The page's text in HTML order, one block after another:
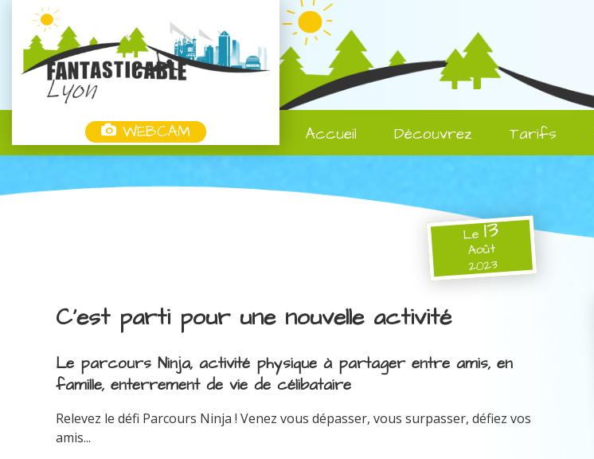
WEBCAM
Accueil
Découvrez Tarifs
Le13
Août
2023
C'est parti pour une nouvelle activité
Le parcours Ninja, activité physique à partager entre amis, en
famille, enterrement de vie de célibataire
Relevez le défi Parcours Ninja ! Venez vous dépasser, vous surpasser, défiez vos
amis...